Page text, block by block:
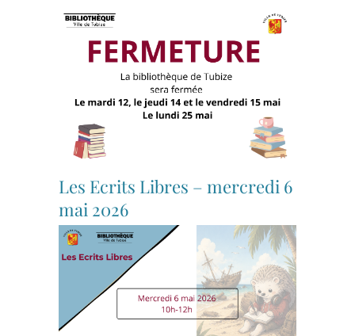
Les Ecrits Libres – mercredi 6
mai 2026